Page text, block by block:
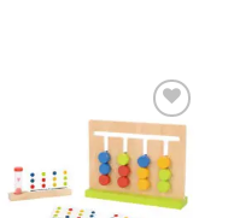
Sačuvaj
proizvod